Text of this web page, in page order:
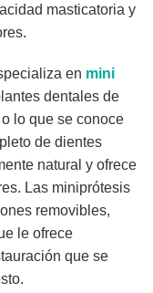
masticatoria y
en mini
dentales de
lo que se conoce
de dientes
natural y ofrece
Las miniprótesis
removibles,
le ofrece
que se